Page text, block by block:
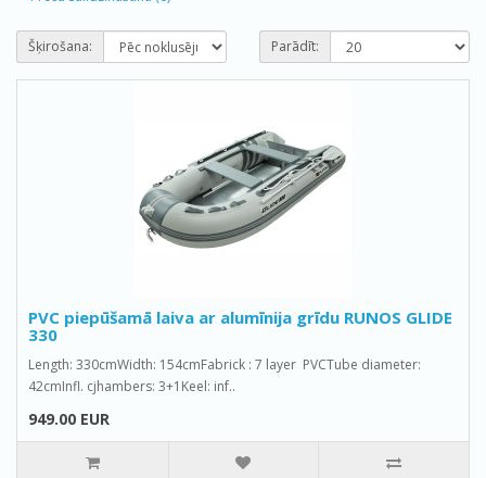
Šķirošana: Parādīt:
PVC piepūšamā laiva ar alumīnija grīdu RUNOS GLIDE
330
Length: 330cmWidth: 154cmFabrick : 7 layer PVCTube diameter:
42cmInfl. cjhambers: 3+1Keel: inf..
949.00 EUR